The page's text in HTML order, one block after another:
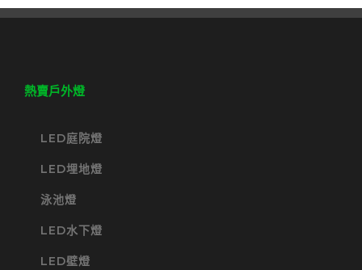
熱賣戶外燈
LED庭院燈
LED埋地燈
泳池燈
LED水下燈
LED壁燈